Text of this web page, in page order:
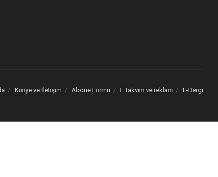
Künye ve İletişim Abone Formu E Takvim ve reklam E-Dergi